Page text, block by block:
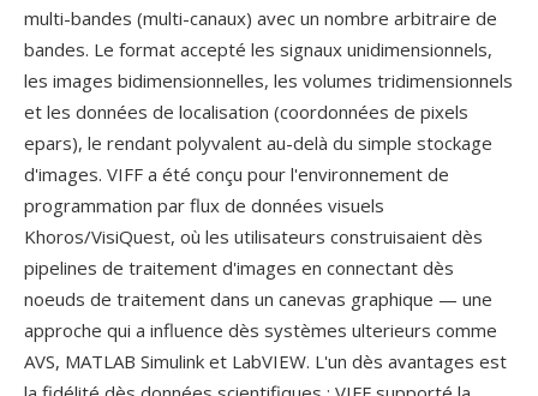
multi-bandes (multi-canaux) avec un nombre arbitraire de
bandes. Le format accepté les signaux unidimensionnels,
les images bidimensionnelles, les volumes tridimensionnels
et les données de localisation (coordonnées de pixels
epars), le rendant polyvalent au-delà du simple stockage
d'images. VIFF a été conçu pour l'environnement de
programmation par flux de données visuels
Khoros/VisiQuest, où les utilisateurs construisaient dès
pipelines de traitement d'images en connectant dès
noeuds de traitement dans un canevas graphique — une
approche qui a influence dès systèmes ulterieurs comme
AVS, MATLAB Simulink et LabVIEW. L'un dès avantages est